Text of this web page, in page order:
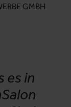
GMBH
es in